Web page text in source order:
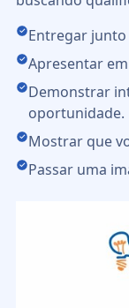
Entregar
Apresentar
Demonstrar
oportunidade.
Mostrar que
Passar uma